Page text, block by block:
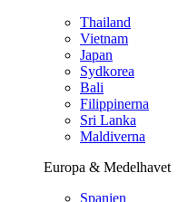
Thailand
Vietnam
Japan
Sydkorea
Bali
Filippinerna
Sri Lanka
Maldiverna
Europa & Medelhavet
Spanien